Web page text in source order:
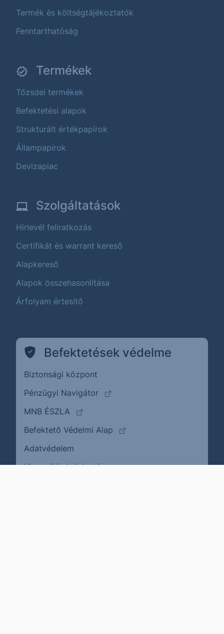
Termék és költségtájékoztatók
Fenntarthatóság
Termékek
Tőzsdei termékek
Befektetési alapok
Strukturált értékpapírok
Állampapírok
Devizapiac
Szolgáltatások
Hírlevél feliratkozás
Certifikát és warrant kereső
Alapkereső
Alapok összehasonlítása
Árfolyam értesítő
Befektetések védelme
Biztonsági központ
Pénzügyi Navigátor
(külső oldalra ugrik)
MNB ÉSZLA
(külső oldalra ugrik)
Befektető Védelmi Alap
(külső oldalra ugrik)
Adatvédelem
Visszaélés bejelentése(külső oldalra ugrik)